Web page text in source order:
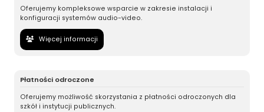
Oferujemy kompleksowe wsparcie w zakresie instalacji i
konfiguracji systemów audio-video.
Więcej informacji
Płatności odroczone
Oferujemy możliwość skorzystania z płatności odroczonych dla
szkół i instytucji publicznych.